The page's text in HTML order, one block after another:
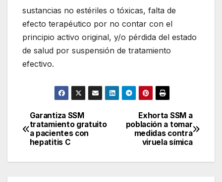
sustancias no estériles o tóxicas, falta de
efecto terapéutico por no contar con el
principio activo original, y/o pérdida del estado
de salud por suspensión de tratamiento
efectivo.
Navegación
de
entradas
Exhorta SSM a
población a tomar
medidas contra
viruela símica
Garantiza SSM
tratamiento gratuito
a pacientes con
hepatitis C